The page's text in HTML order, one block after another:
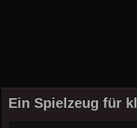
Ein Spielzeug für